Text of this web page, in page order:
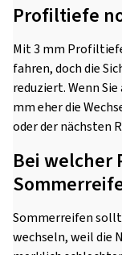
Profiltiefe
Mit 3 mm
fahren, doch die
reduziert. Wenn
mm eher die
oder der nächsten
Bei welcher
Sommerreifen
wechseln, weil die